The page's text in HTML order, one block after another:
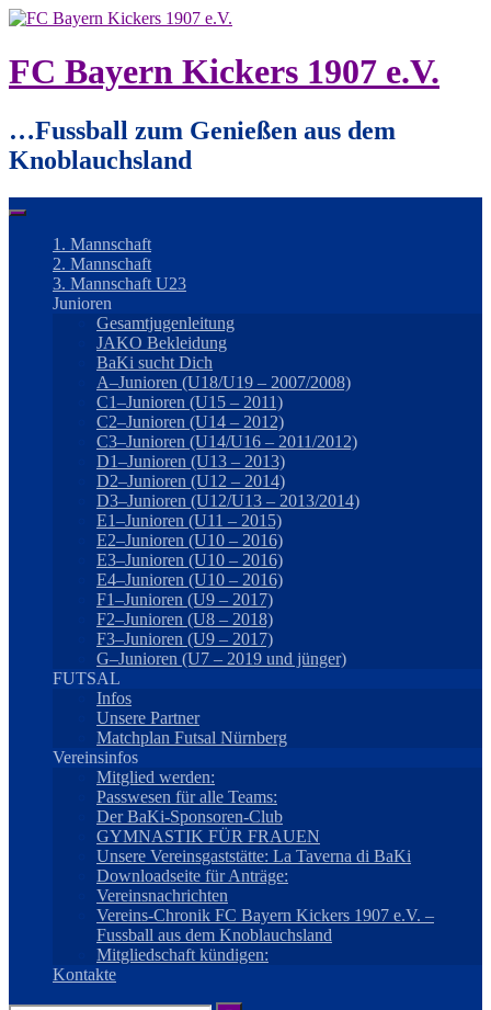
Springe
Inhalt
FC Bayern Kickers 1907 e.V.
…Fussball zum Genießen aus dem
Knoblauchsland
1. Mannschaft
2. Mannschaft
3. Mannschaft U23
Junioren
Gesamtjugenleitung
JAKO Bekleidung
BaKi sucht Dich
A–Junioren (U18/U19 – 2007/2008)
C1–Junioren (U15 – 2011)
C2–Junioren (U14 – 2012)
C3–Junioren (U14/U16 – 2011/2012)
D1–Junioren (U13 – 2013)
D2–Junioren (U12 – 2014)
D3–Junioren (U12/U13 – 2013/2014)
E1–Junioren (U11 – 2015)
E2–Junioren (U10 – 2016)
E3–Junioren (U10 – 2016)
E4–Junioren (U10 – 2016)
F1–Junioren (U9 – 2017)
F2–Junioren (U8 – 2018)
F3–Junioren (U9 – 2017)
G–Junioren (U7 – 2019 und jünger)
FUTSAL
Infos
Unsere Partner
Matchplan Futsal Nürnberg
Vereinsinfos
Mitglied werden:
Passwesen für alle Teams:
Der BaKi-Sponsoren-Club
GYMNASTIK FÜR FRAUEN
Unsere Vereinsgaststätte: La Taverna di BaKi
Downloadseite für Anträge:
Vereinsnachrichten
Vereins-Chronik FC Bayern Kickers 1907 e.V. –
Fussball aus dem Knoblauchsland
Mitgliedschaft kündigen:
Kontakte